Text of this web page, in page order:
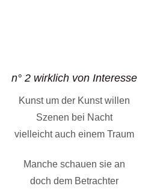
n° 2 wirklich von Interesse
Kunst um der Kunst willen
Szenen bei Nacht
vielleicht auch einem Traum
Manche schauen sie an
doch dem Betrachter